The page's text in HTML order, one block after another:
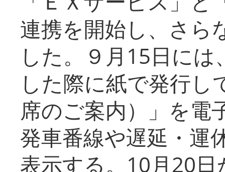
連携を開始し、さら
した。９月15日に
した際に紙で発行し
席のご案内）」を電
発車番線や遅延・運
表示する。10月20